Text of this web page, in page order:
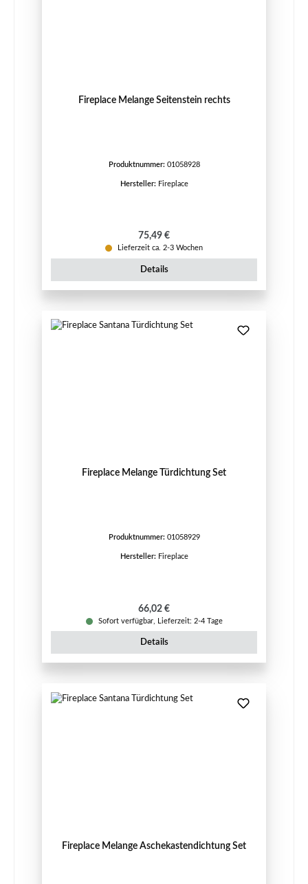
Fireplace Melange Seitenstein rechts
Produktnummer: 01058928
Hersteller: Fireplace
Regulärer Preis:
75,49 €
Lieferzeit ca. 2-3 Wochen
Details
Fireplace Melange Türdichtung Set
Produktnummer: 01058929
Hersteller: Fireplace
Regulärer Preis:
66,02 €
Sofort verfügbar, Lieferzeit: 2-4 Tage
Details
Fireplace Melange Aschekastendichtung Set